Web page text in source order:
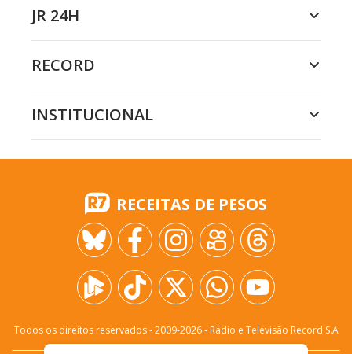
JR 24H
RECORD
INSTITUCIONAL
RECEITAS DE PESOS
Todos os direitos reservados - 2009-2026- Rádio e Televisão Record S.A